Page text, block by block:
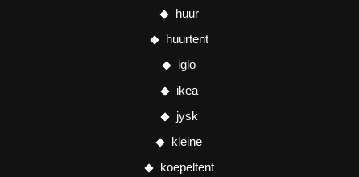
huur
huurtent
iglo
ikea
jysk
kleine
koepeltent